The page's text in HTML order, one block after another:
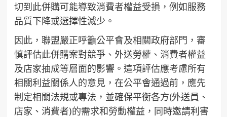
切到此併購可能導致消費者權益受損，例如服務
品質下降或選擇性減少。
因此，聯盟嚴正呼籲公平會及相關政府部門，審
慎評估此併購案對競爭、外送勞權、消費者權益
及店家抽成等層面的影響。這項評估應考慮所有
相關利益關係人的意見，在公平會通過前，應先
制定相關法規或專法，並確保平衡各方(外送員、
店家、消費者)的需求和勞動權益，同時邀請利害